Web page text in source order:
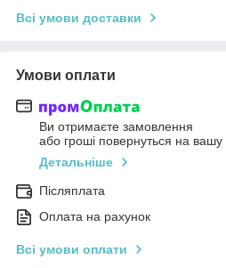
Всі умови доставки
Умови оплати
Ви отримаєте замовлення
або гроші повернуться на вашу
Детальніше
Післяплата
Оплата на рахунок
Всі умови оплати